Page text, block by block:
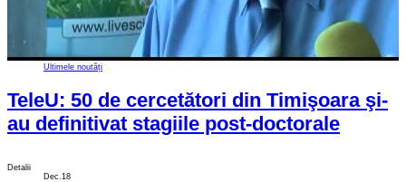
Ultimele noutăți
TeleU: 50 de cercetători din Timişoara şi-
au definitivat stagiile post-doctorale
Detalii
Dec.18